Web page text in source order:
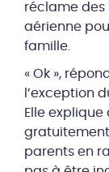
réclame
aérienne
famille.
« Ok »,
l’exception
Elle
parents en